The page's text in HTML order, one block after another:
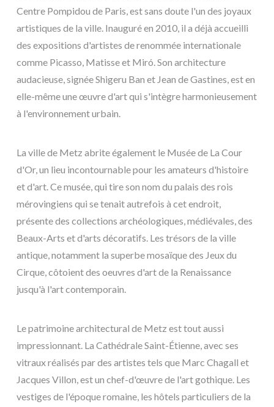
Centre Pompidou de Paris, est sans doute l'un des joyaux
artistiques de la ville. Inauguré en 2010, il a déjà accueilli
des expositions d'artistes de renommée internationale
comme Picasso, Matisse et Miró. Son architecture
audacieuse, signée Shigeru Ban et Jean de Gastines, est en
elle-même une œuvre d'art qui s'intègre harmonieusement
à l'environnement urbain.
La ville de Metz abrite également le Musée de La Cour
d'Or, un lieu incontournable pour les amateurs d'histoire
et d'art. Ce musée, qui tire son nom du palais des rois
mérovingiens qui se tenait autrefois à cet endroit,
présente des collections archéologiques, médiévales, des
Beaux-Arts et d'arts décoratifs. Les trésors de la ville
antique, notamment la superbe mosaïque des Jeux du
Cirque, côtoient des oeuvres d'art de la Renaissance
jusqu'à l'art contemporain.
Le patrimoine architectural de Metz est tout aussi
impressionnant. La Cathédrale Saint-Étienne, avec ses
vitraux réalisés par des artistes tels que Marc Chagall et
Jacques Villon, est un chef-d'œuvre de l'art gothique. Les
vestiges de l'époque romaine, les hôtels particuliers de la